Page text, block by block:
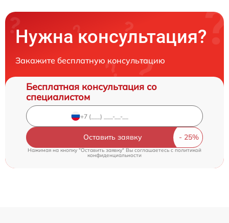
Нужна консультация?
Закажите бесплатную консультацию
Бесплатная консультация со
специалистом
Оставить заявку
Нажимая на кнопку "Оставить заявку" Вы соглашаетесь c политикой
конфиденциальности